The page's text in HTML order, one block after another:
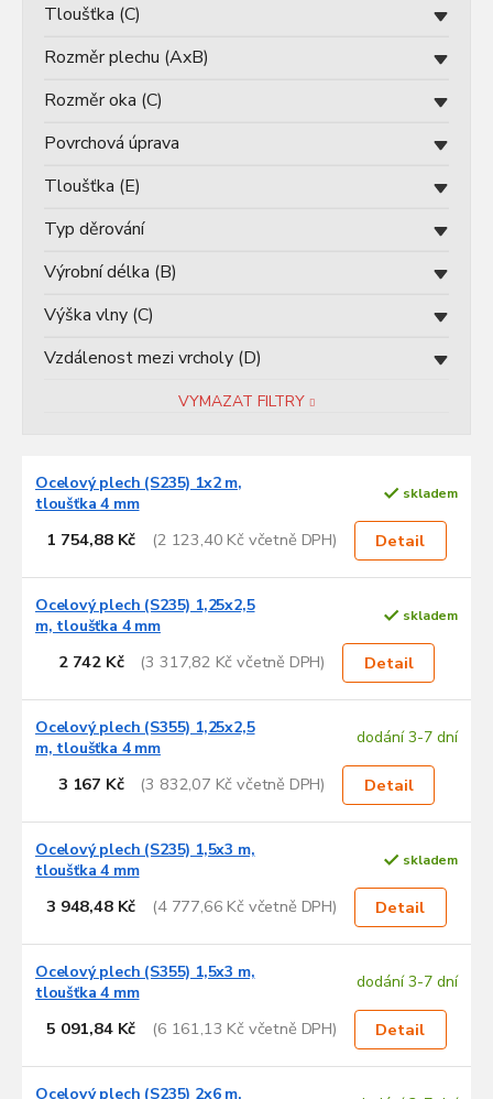
Povrchová úprava
Rozměr oka (C)
Rozměr plechu (AxB)
Tloušťka (C)
Tloušťka (E)
Typ děrování
Výrobní délka (B)
Výška vlny (C)
Vzdálenost mezi vrcholy (D)
VYMAZAT FILTRY
p
k
Ocelový plech (S235) 1x2 m,
tloušťka 4 mm
skladem
1 754,88 Kč (2 123,40 Kč včetně DPH) Detail
Ocelový plech (S235) 1,25x2,5
m, tloušťka 4 mm
skladem
2 742 Kč (3 317,82 Kč včetně DPH) Detail
Ocelový plech (S355) 1,25x2,5
m, tloušťka 4 mm
dodání 3-7 dní
3 167 Kč (3 832,07 Kč včetně DPH) Detail
Ocelový plech (S235) 1,5x3 m,
tloušťka 4 mm
skladem
3 948,48 Kč (4 777,66 Kč včetně DPH) Detail
Ocelový plech (S355) 1,5x3 m,
tloušťka 4 mm
dodání 3-7 dní
5 091,84 Kč (6 161,13 Kč včetně DPH) Detail
Ocelový plech (S235) 2x6 m,